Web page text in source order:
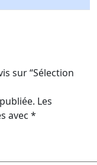
sur “Sélection
Les
avec *